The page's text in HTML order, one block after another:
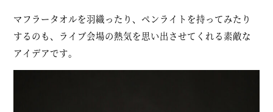
マフラータオルを羽織ったり、ペンライトを持ってみたり
するのも、ライブ会場の熱気を思い出させてくれる素敵な
アイデアです。